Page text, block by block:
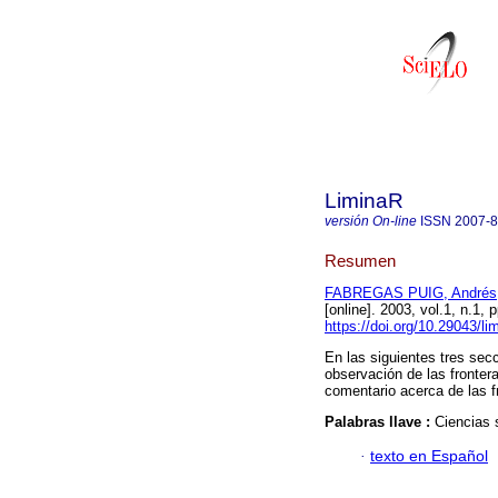
LiminaR
versión On-line ISSN 2007-
Resumen
FABREGAS PUIG, Andrés
[online]. 2003, vol.1, n.1,
https://doi.org/10.29043/
En las siguientes tres
observación de las
comentario acerca de las
Palabras llave : Ciencias
· texto en Español